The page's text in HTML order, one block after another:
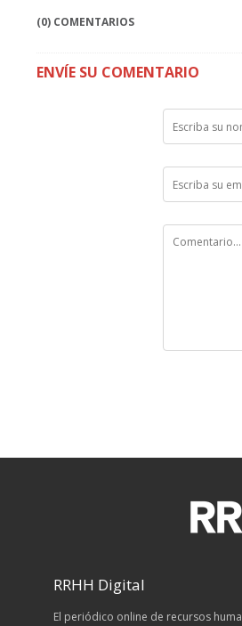
(0) COMENTARIOS
ENVÍE SU COMENTARIO
RRHH Digital
El periódico online de recursos